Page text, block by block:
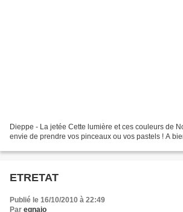
Dieppe - La jetée Cette lumière et ces couleurs de
envie de prendre vos pinceaux ou vos pastels ! A
ETRETAT
Publié le 16/10/2010 à 22:49
Par egnajo